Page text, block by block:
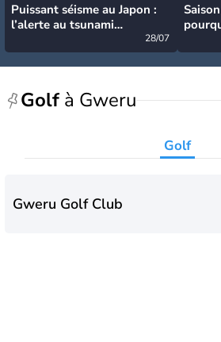
Puissant séisme au Japon :
l’alerte au tsunami
28/07
Golf à Gweru
Golf
Gweru Golf Club